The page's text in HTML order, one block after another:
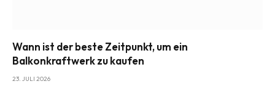
Wann ist der beste Zeitpunkt, um ein
Balkonkraftwerk zu kaufen
23. JULI 2026